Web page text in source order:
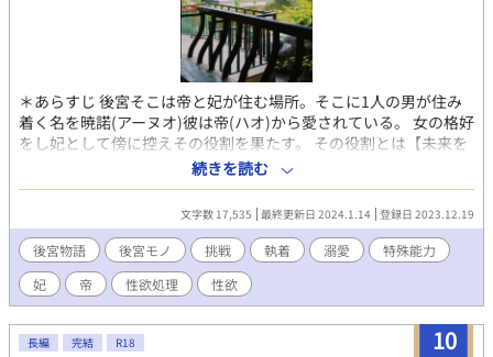
＊あらすじ 後宮そこは帝と妃が住む場所。そこに1人の男が住み
着く名を暁諾(アーヌオ)彼は帝(ハオ)から愛されている。 女の格好
をし妃として傍に控えその役割を果たす。 その役割とは【未来を
見通す力】その代償は性欲発散。暁諾は帝からただ道具として愛
されているだけ、本当にそうなのか？ そしてその力を知る者が
もう1人……。 続きは本編にて…→ -------------*-----------------------
*-----------------------------*--------------------*---------- ★作品を書こ
うと思ったきっかけ 今流行の後宮物語を書いていこうかなという
感じに書き始めました。 知識不足だったりするので暖かい目で見
て頂けると幸いです。 のびのびと更新します。 好きかも、続きが
気になるかもと思ったら【お気に入り】一票をお願いします。 ※
性描写多く含みます。 ※文章の無断転載禁止。
続きを読む
文字数 17,535 最終更新日 2024.1.14 登録日 2023.12.19
後宮物語 後宮モノ 挑戦 執着 溺愛
特殊能力
妃
帝 性欲処理 性欲
10
長編 完結 R18